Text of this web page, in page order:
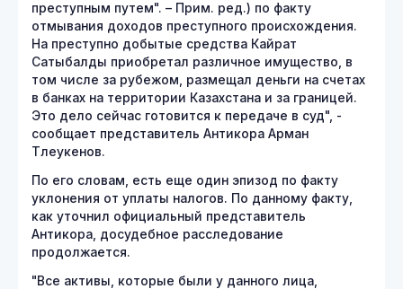
преступным путем". – Прим. ред.) по факту
отмывания доходов преступного происхождения.
На преступно добытые средства Кайрат
Сатыбалды приобретал различное имущество, в
том числе за рубежом, размещал деньги на счетах
в банках на территории Казахстана и за границей.
Это дело сейчас готовится к передаче в суд", -
сообщает представитель Антикора Арман
Тлеукенов.
По его словам, есть еще один эпизод по факту
уклонения от уплаты налогов. По данному факту,
как уточнил официальный представитель
Антикора, досудебное расследование
продолжается.
"Все активы, которые были у данного лица,